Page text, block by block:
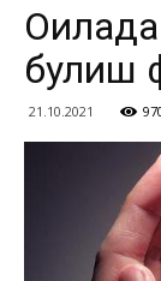
булиш
21.10.2021